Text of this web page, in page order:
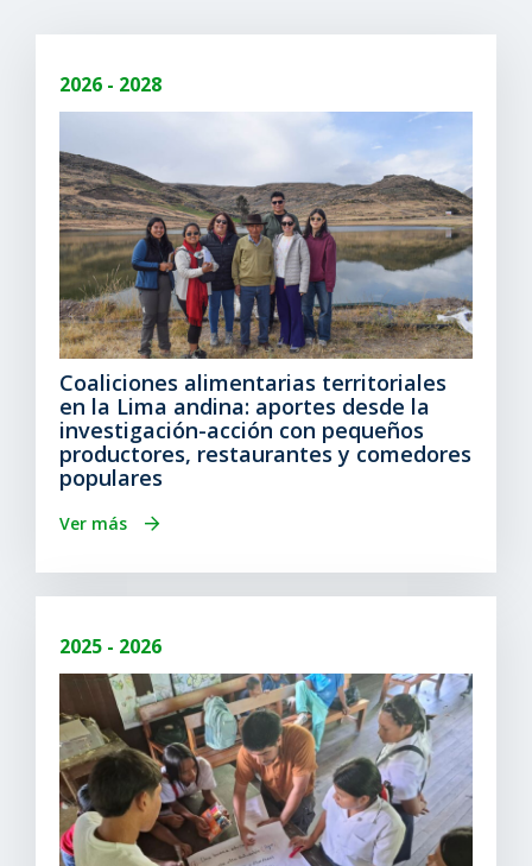
2026 - 2028
Coaliciones alimentarias territoriales
en la Lima andina: aportes desde la
investigación-acción con pequeños
productores, restaurantes y comedores
populares
Ver más
2025 - 2026